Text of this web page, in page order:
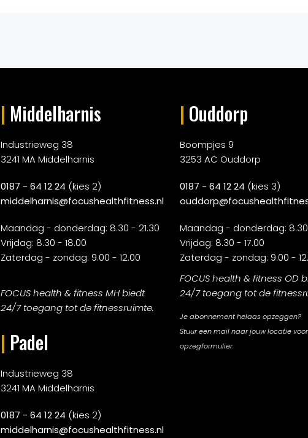
| Middelharnis
Industrieweg 38
3241 MA Middelharnis
0187 - 64 12 24 (kies 2)
middelharnis@focushealthfitness.nl
Maandag - donderdag: 8.30 - 21.30
Vrijdag: 8.30 - 18.00
Zaterdag - zondag: 9.00 - 12.00
FOCUS health & fitness MH biedt
24/7 toegang tot de fitnessruimte.
| Padel
Industrieweg 38
3241 MA Middelharnis
0187 - 64 12 24 (kies 2)
middelharnis@focushealthfitness.nl
| Ouddorp
Boompjes 9
3253 AC Ouddorp
0187 - 64 12 24 (kies 3)
Maandag - donderdag: 8.30
Vrijdag: 8.30 - 17.00
Zaterdag - zondag: 9.00 -
FOCUS health & fitness OD
24/7 toegang tot de
Je abonnement helaas opzeggen?
Stuur een mail naar jouw locatie
opzegformulier.